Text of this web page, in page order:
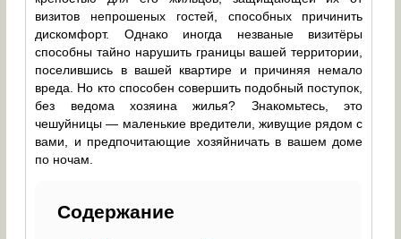
визитов непрошеных гостей, способных причинить
дискомфорт. Однако иногда незваные визитёры
способны тайно нарушить границы вашей территории,
поселившись в вашей квартире и причиняя немало
вреда. Но кто способен совершить подобный поступок,
без ведома хозяина жилья? Знакомьтесь, это
чешуйницы — маленькие вредители, живущие рядом с
вами, и предпочитающие хозяйничать в вашем доме
по ночам.
Содержание